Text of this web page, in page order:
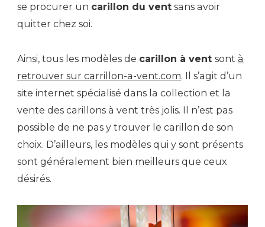
se procurer un carillon du vent sans avoir
quitter chez soi.
Ainsi, tous les modèles de carillon à vent sont à
retrouver sur carrillon-a-vent.com. Il s’agit d’un
site internet spécialisé dans la collection et la
vente des carillons à vent très jolis. Il n’est pas
possible de ne pas y trouver le carillon de son
choix. D’ailleurs, les modèles qui y sont présents
sont généralement bien meilleurs que ceux
désirés.